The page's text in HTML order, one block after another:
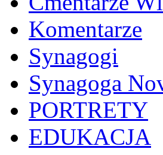
Komentarze
Synagogi
Synagoga
PORTRETY
EDUKACJA